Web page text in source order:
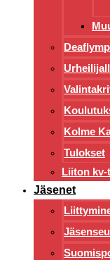
Kolme
Tulokset
Liiton kv-
Jäsenet